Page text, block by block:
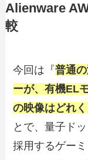
Alienware
較
今回は『普通
ーが、有機EL
の映像はどれ
とで、量子ド
採用するゲー